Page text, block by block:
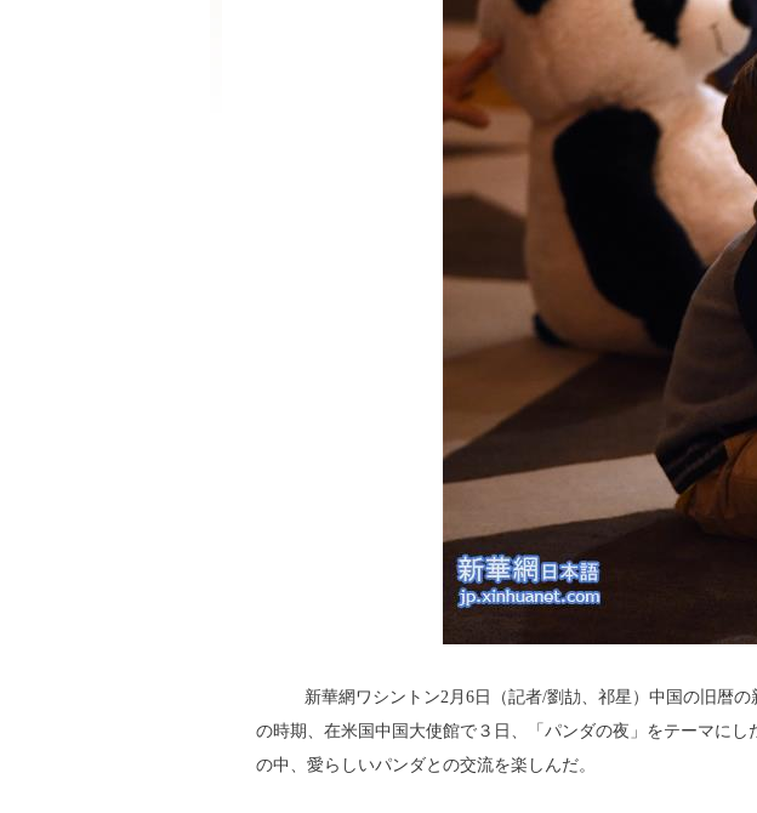
新華網ワシントン2月6日（記者/劉劼、祁星）中国の旧暦
の時期、在米国中国大使館で３日、「パンダの夜」をテーマに
の中、愛らしいパンダとの交流を楽しんだ。